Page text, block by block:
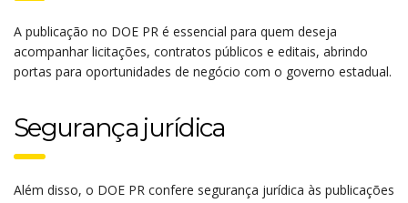
A publicação no DOE PR é essencial para quem deseja
acompanhar licitações, contratos públicos e editais, abrindo
portas para oportunidades de negócio com o governo estadual.
Segurança jurídica
Além disso, o DOE PR confere segurança jurídica às publicações